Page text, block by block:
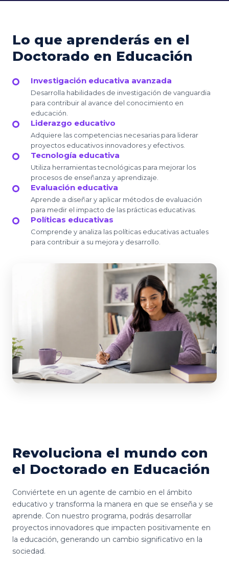
Lo que aprenderás en el
Doctorado en Educación
Investigación educativa avanzada
Desarrolla habilidades de investigación de vanguardia
para contribuir al avance del conocimiento en
educación.
Liderazgo educativo
Adquiere las competencias necesarias para liderar
proyectos educativos innovadores y efectivos.
Tecnología educativa
Utiliza herramientas tecnológicas para mejorar los
procesos de enseñanza y aprendizaje.
Evaluación educativa
Aprende a diseñar y aplicar métodos de evaluación
para medir el impacto de las prácticas educativas.
Políticas educativas
Comprende y analiza las políticas educativas actuales
para contribuir a su mejora y desarrollo.
Revoluciona el mundo con
el Doctorado en Educación
Conviértete en un agente de cambio en el ámbito
educativo y transforma la manera en que se enseña y se
aprende. Con nuestro programa, podrás desarrollar
proyectos innovadores que impacten positivamente en
la educación, generando un cambio significativo en la
sociedad.